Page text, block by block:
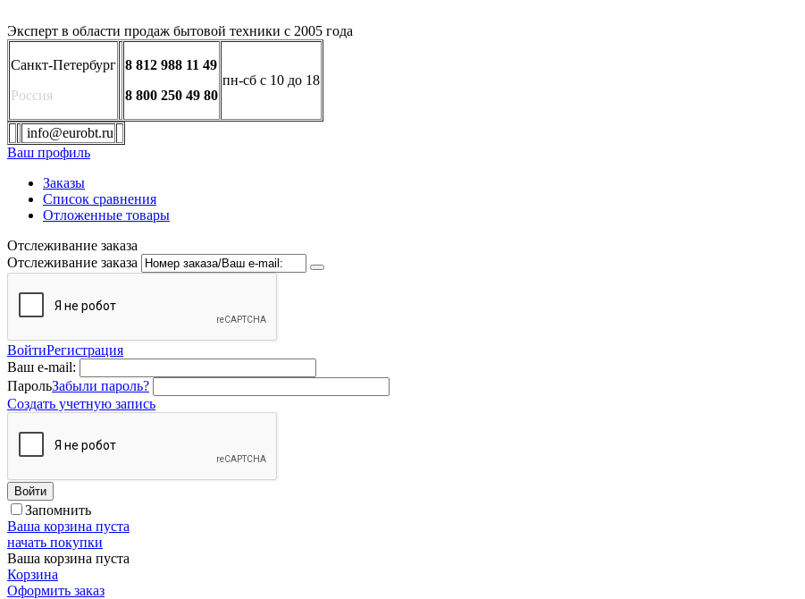
Эксперт в области продаж бытовой техники с 2005 года
Санкт-Петербург
Россия
8 812 988 11 49
8 800 250 49 80
пн-сб с 10 до 18
info@eurobt.ru
Ваш профиль
Заказы
Список сравнения
Отложенные товары
Отслеживание заказа
Отслеживание заказа
ВойтиРегистрация
Ваш e-mail:
ПарольЗабыли пароль?
Создать учетную запись
Войти
Запомнить
Ваша корзина пуста
начать покупки
Ваша корзина пуста
Корзина
Оформить заказ